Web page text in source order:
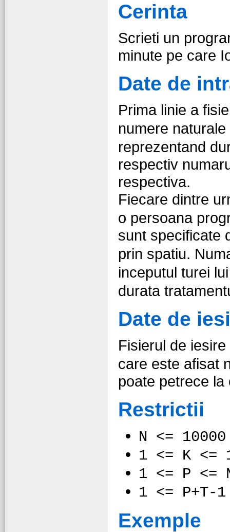
Cerinta
Scrieti un
minute pe care
Date de
Prima linie a
numere naturale
reprezentand
respectiv
respectiva.
Fiecare dintre
o persoana
sunt specificate
prin spatiu.
inceputul turei
durata
Date de
Fisierul de iesire
care este afisat
poate petrece la
Restrictii
N <= 10000
1 <= K <=
1 <= P <=
1 <= P+T-
Exemple